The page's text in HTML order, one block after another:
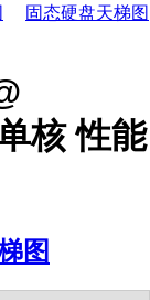
固态硬盘天梯图
核 性能
图